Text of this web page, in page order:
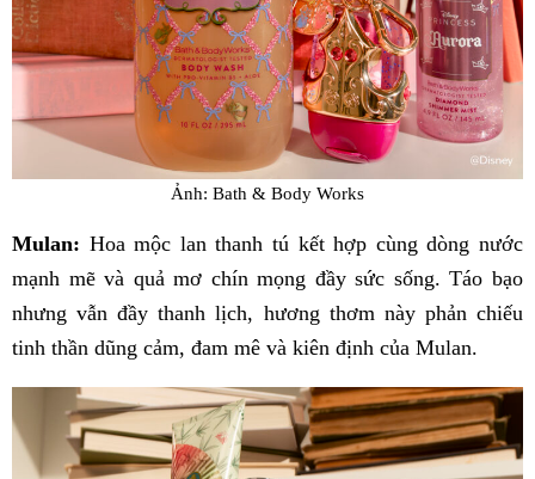
Ảnh: Bath & Body Works
Mulan: Hoa mộc lan thanh tú kết hợp cùng dòng nước
mạnh mẽ và quả mơ chín mọng đầy sức sống. Táo bạo
nhưng vẫn đầy thanh lịch, hương thơm này phản chiếu
tinh thần dũng cảm, đam mê và kiên định của Mulan.